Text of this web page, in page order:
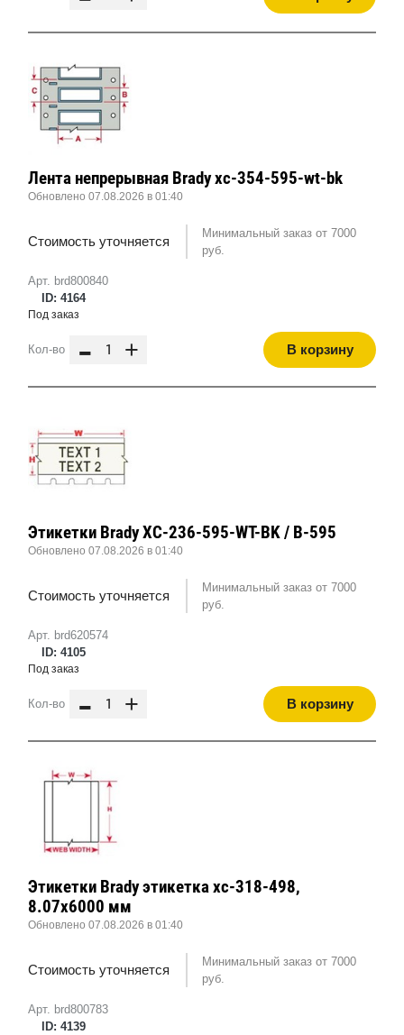
Арт. brd800840
ID: 4164
Лента непрерывная Brady xc-354-595-wt-bk
Обновлено 07.08.2026 в 01:40
Стоимость уточняется
Минимальный заказ от 7000
руб.
Под заказ
Кол-во - + В корзину
Арт. brd620574
ID: 4105
Этикетки Brady XC-236-595-WT-BK / B-595
Обновлено 07.08.2026 в 01:40
Стоимость уточняется
Минимальный заказ от 7000
руб.
Под заказ
Кол-во - + В корзину
Арт. brd800783
ID: 4139
Этикетки Brady этикетка xc-318-498,
8.07x6000 мм
Обновлено 07.08.2026 в 01:40
Стоимость уточняется
Минимальный заказ от 7000
руб.